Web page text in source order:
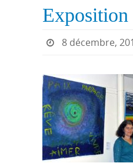
Exposition
8 décembre,